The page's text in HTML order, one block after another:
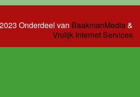
Onderdeel van BaakmanMedia&
Vrolijk Internet Services